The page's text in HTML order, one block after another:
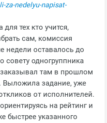
za-nedelyu-napisat-
тех кто учится,
сам, комиссия
недели оставалось до
совету одногруппника
там в прошлом
Выложила задание, уже
от исполнителей.
на рейтинг и
быстрее указанного